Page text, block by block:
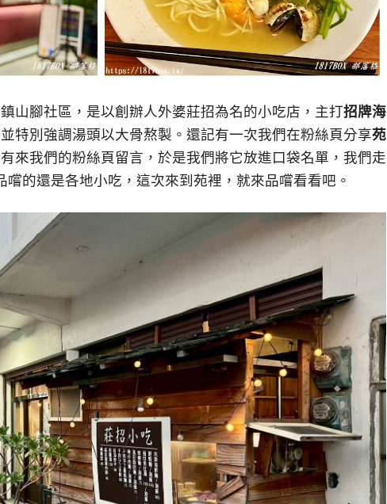
山腳社區，是以創辦人外婆莊招為名的小吃店，主打招牌海
特別強調湯頭以大骨熬製。還記有一次我們在粉絲頁分享苑
來我們的粉絲頁留言，於是我們將它放進口袋名單，我們走
嚐的還是各地小吃，這次來到苑裡，就來品嚐看看吧。